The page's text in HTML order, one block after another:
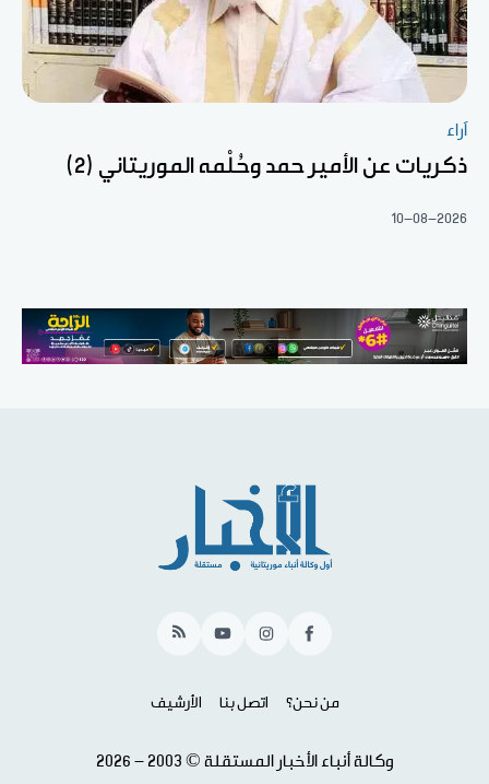
آراء
ذكريات عن الأمير حمد وحُلْمه الموريتاني (2)
10-08-2026
Facebook
Instagram
YouTube
RSS
من نحن؟ اتصل بنا الأرشيف
وكالة أنباء الأخبار المستقلة © 2003 - 2026